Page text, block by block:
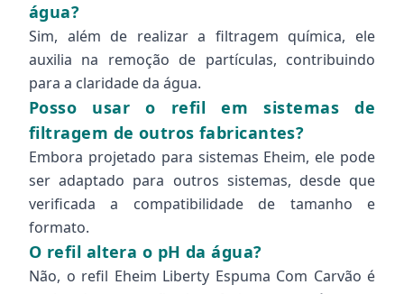
água?
Sim, além de realizar a filtragem química, ele
auxilia na remoção de partículas, contribuindo
para a claridade da água.
Posso usar o refil em sistemas de
filtragem de outros fabricantes?
Embora projetado para sistemas Eheim, ele pode
ser adaptado para outros sistemas, desde que
verificada a compatibilidade de tamanho e
formato.
O refil altera o pH da água?
Não, o refil Eheim Liberty Espuma Com Carvão é